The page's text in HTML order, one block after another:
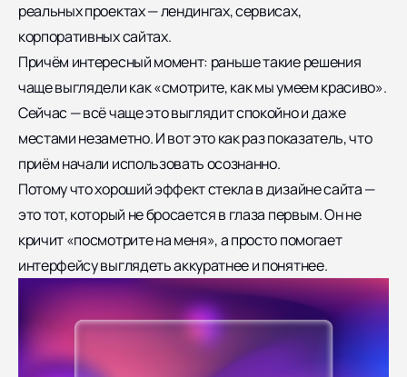
реальных проектах — лендингах, сервисах,
корпоративных сайтах.
Причём интересный момент: раньше такие решения
чаще выглядели как «смотрите, как мы умеем красиво».
Сейчас — всё чаще это выглядит спокойно и даже
местами незаметно. И вот это как раз показатель, что
приём начали использовать осознанно.
Потому что хороший эффект стекла в дизайне сайта —
это тот, который не бросается в глаза первым. Он не
кричит «посмотрите на меня», а просто помогает
интерфейсу выглядеть аккуратнее и понятнее.